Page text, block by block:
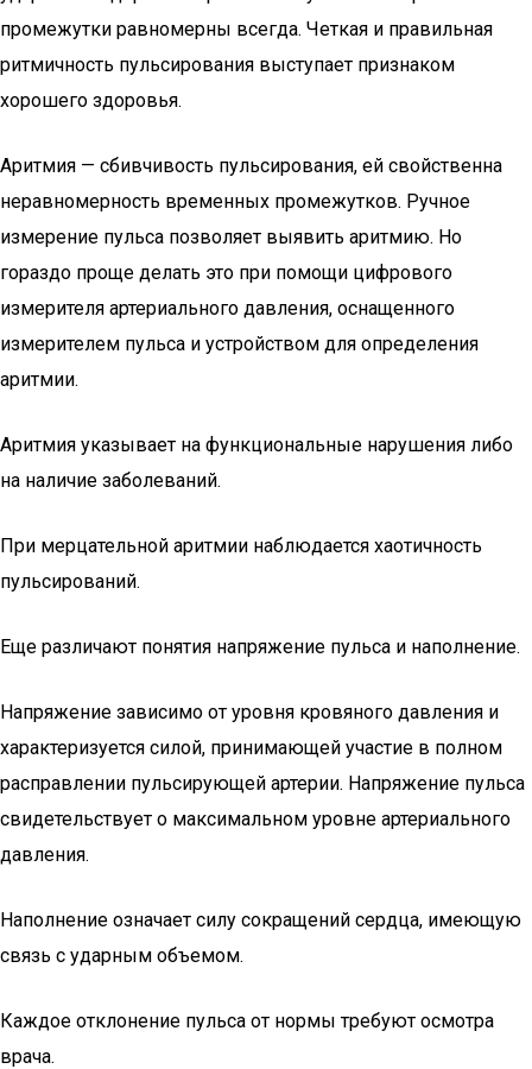
промежутки равномерны всегда. Четкая и правильная
ритмичность пульсирования выступает признаком
хорошего здоровья.
Аритмия — сбивчивость пульсирования, ей свойственна
неравномерность временных промежутков. Ручное
измерение пульса позволяет выявить аритмию. Но
гораздо проще делать это при помощи цифрового
измерителя артериального давления, оснащенного
измерителем пульса и устройством для определения
аритмии.
Аритмия указывает на функциональные нарушения либо
на наличие заболеваний.
При мерцательной аритмии наблюдается хаотичность
пульсирований.
Еще различают понятия напряжение пульса и наполнение.
Напряжение зависимо от уровня кровяного давления и
характеризуется силой, принимающей участие в полном
расправлении пульсирующей артерии. Напряжение пульса
свидетельствует о максимальном уровне артериального
давления.
Наполнение означает силу сокращений сердца, имеющую
связь с ударным объемом.
Каждое отклонение пульса от нормы требуют осмотра
врача.